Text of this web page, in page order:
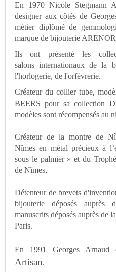
En 1970 Nicole Stegmann
designer aux côtés de
métier diplômé de
marque de bijouterie
Ils ont présenté les
salons internationaux de la
l'horlogerie, de l'orfèvrerie.
Créateur du collier tube,
BEERS pour sa collection
modèles sont récompensés au
Créateur de la montre de
Nîmes en métal précieux à
sous le palmier » et du
de Nîmes.
Détenteur de brevets
bijouterie déposés
manuscrits déposés auprès de
Paris.
En 1991 Georges
Artisan.